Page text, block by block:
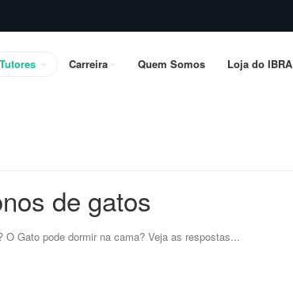
Tutores Carreira Quem Somos Loja do IBRA
de gatos
Gato pode dormir na cama? Veja as respostas...